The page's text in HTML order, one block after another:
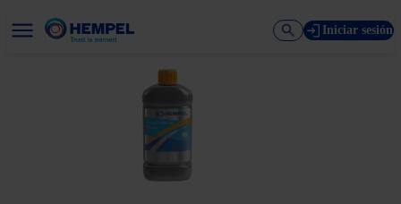
Iniciar sesión